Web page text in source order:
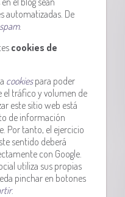
automatizadas. De
spam.
cookies de
cookiespara poder
el tráfico y volumen de
este sitio web está
de información
Por tanto, el ejercicio
sentido deberá
con Google.
utiliza sus propias
pinchar en botones
.